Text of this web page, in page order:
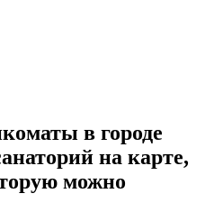
в городе
на карте,
можно